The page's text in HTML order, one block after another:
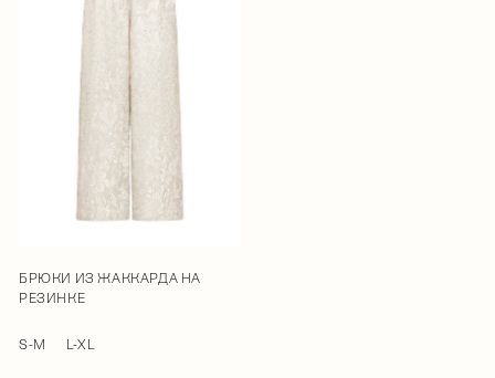
БРЮКИ ИЗ ЖАККАРДА НА
РЕЗИНКЕ
S-M L-XL